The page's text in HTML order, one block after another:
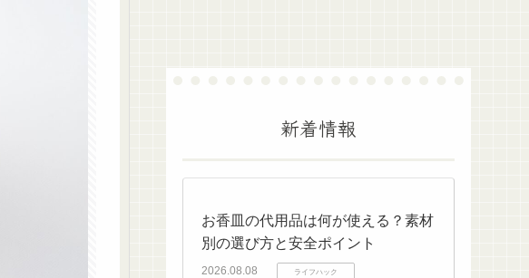
新着情報
お香皿の代用品は何が使える？素材
別の選び方と安全ポイント
2026.08.08 ライフハック